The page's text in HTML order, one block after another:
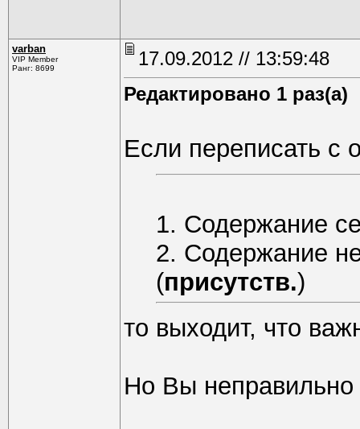
varban
VIP Member
Ранг: 8699
17.09.2012 // 13:59:48
Редактировано 1 раз(а)
Если переписать с
1. Содержание
2. Содержание
(присутств.)
то выходит, что
Но Вы неправильно